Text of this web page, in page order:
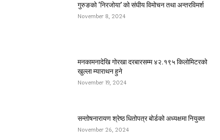
गुरुङको ‘निरजोया’ को संघीय विमोचन तथा अन्तरविमर्श
November 8, 2024
मनकामनादेखि गोरखा दरबारसम्म ४२.१९५ किलोमिटरको
खुल्ला म्याराथन हुने
November 19, 2024
सन्तोषनारायण श्रेष्ठ धितोपत्र बोर्डको अध्यक्षमा नियुक्त
November 26, 2024